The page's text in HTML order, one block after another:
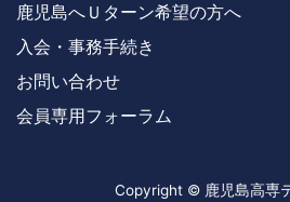
鹿児島へＵターン希望の方へ
入会・事務手続き
お問い合わせ
会員専用フォーラム
Copyright © 鹿児島高専